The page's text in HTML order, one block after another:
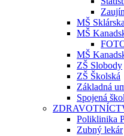
MŠ Sklárska
MŠ
MŠ
ZŠ Slobody
ZŠ Školská
Základná
Spojená
Poliklinika
Zubný lekár